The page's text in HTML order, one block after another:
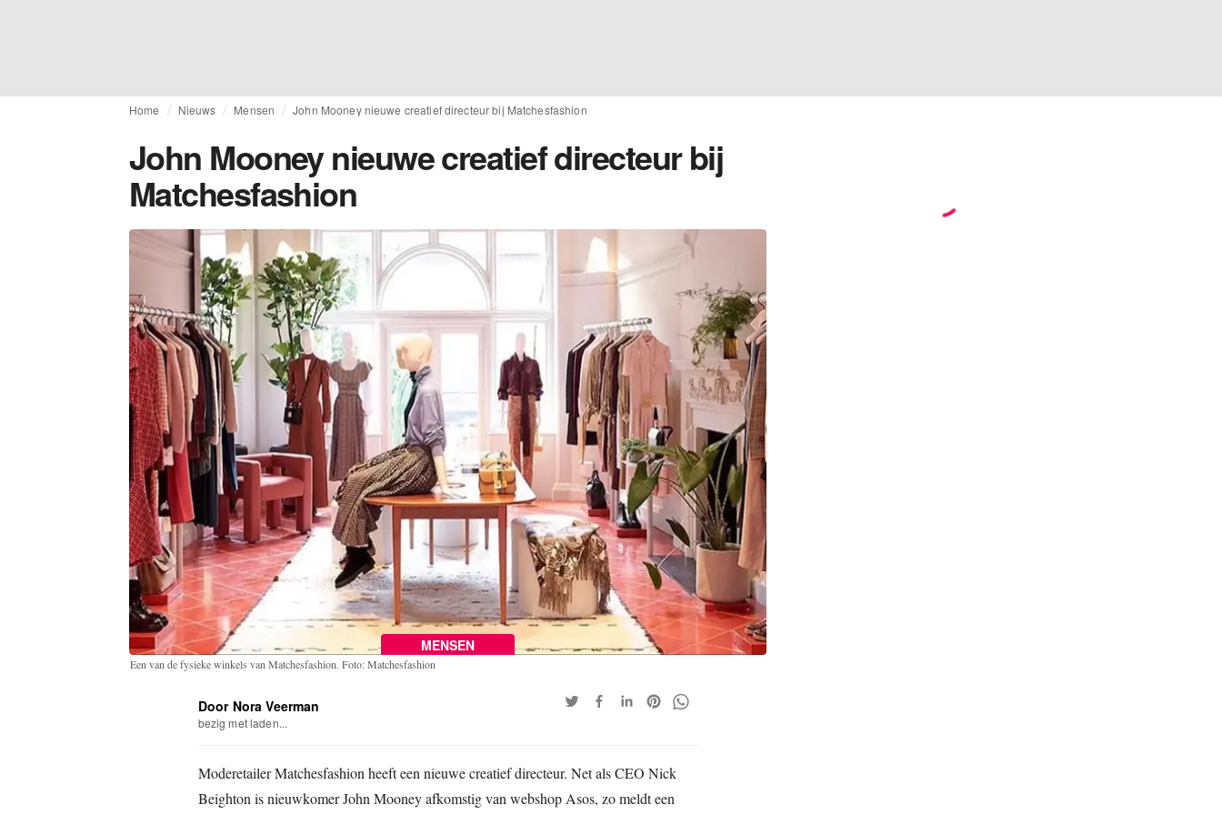
Home Nieuws Mensen John Mooney nieuwe creatief directeur bij Matchesfashion
John Mooney nieuwe creatief directeur bij
Matchesfashion
MENSEN
Een van de fysieke winkels van Matchesfashion. Foto: Matchesfashion
Door Nora Veerman
bezig met laden...
Moderetailer Matchesfashion heeft een nieuwe creatief directeur. Net als CEO Nick
Beighton is nieuwkomer John Mooney afkomstig van webshop Asos, zo meldt een